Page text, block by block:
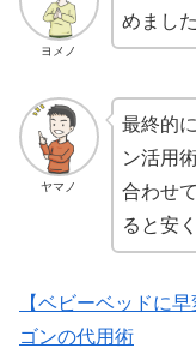
ヨメノ
めました
ヤマノ
最終的
ン活用
合わせ
ると安
【ベビーベッドに
ゴンの代用術